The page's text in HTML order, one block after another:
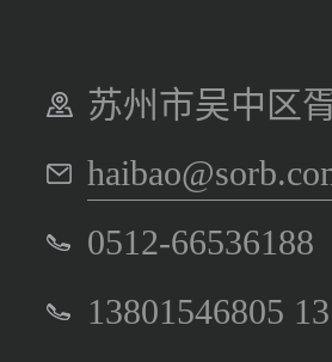
苏州市吴中区
0512-66536188
13801546805